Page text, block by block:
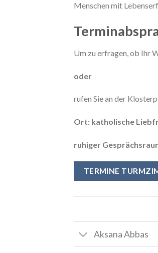
Menschen mit
Um zu erfragen, ob Ihr
oder
rufen Sie an der
Ort: katholische
ruhiger
TERMINE
Aksana Abbas